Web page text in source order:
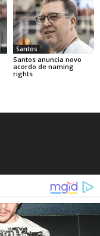
Santos
Santos anuncia novo
acordo de naming
rights